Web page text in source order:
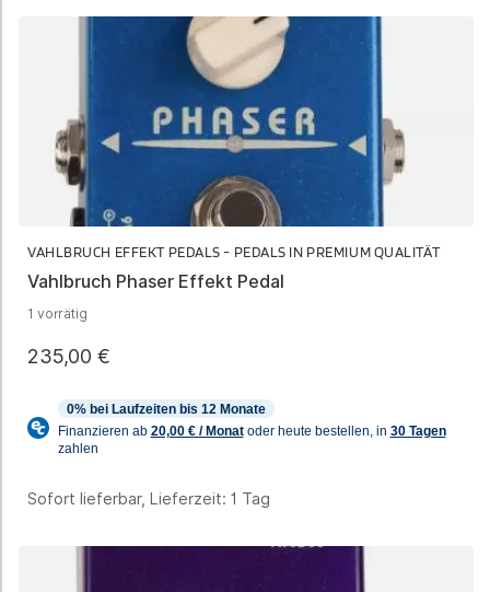
VAHLBRUCH EFFEKT PEDALS - PEDALS IN PREMIUM QUALITÄT
Vahlbruch Phaser Effekt Pedal
1 vorrätig
235,00 €
Sofort lieferbar, Lieferzeit: 1 Tag